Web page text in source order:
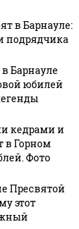
в Барнауле:
подрядчика
Барнауле
юбилей
кедрами и
в Горном
Фото
Пресвятой
этот